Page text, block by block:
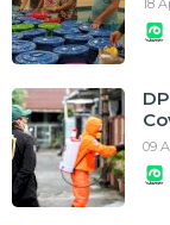
18
09